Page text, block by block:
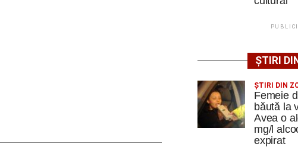
ȘTIRI
ŞTIRI DIN
Femeie
băută la
Avea o
mg/l
expirat